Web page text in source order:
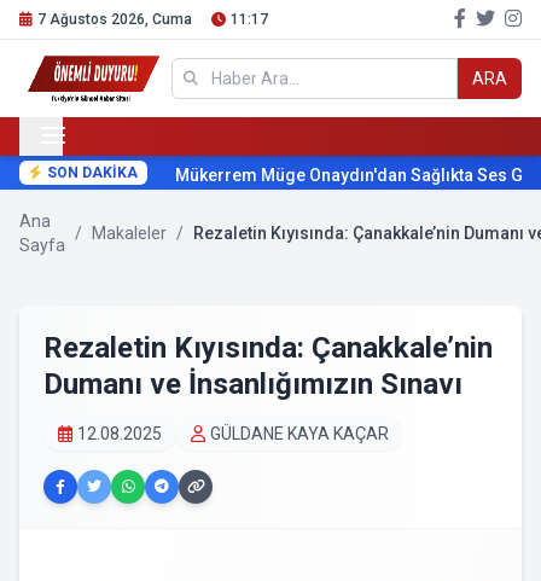
7 Ağustos 2026, Cuma 11:17
ARA
SON DAKİKA Mükerrem Müge Onaydın'dan Sağlıkta Ses
Ana
Sayfa
/ Makaleler / Rezaletin Kıyısında: Çanakkale’nin Dumanı
Rezaletin Kıyısında: Çanakkale’nin
Dumanı ve İnsanlığımızın Sınavı
12.08.2025 GÜLDANE KAYA KAÇAR